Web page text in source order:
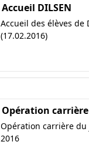
Accueil DILSEN
Accueil des élèves de
(17.02.2016)
Opération carrière
Opération carrière
2016